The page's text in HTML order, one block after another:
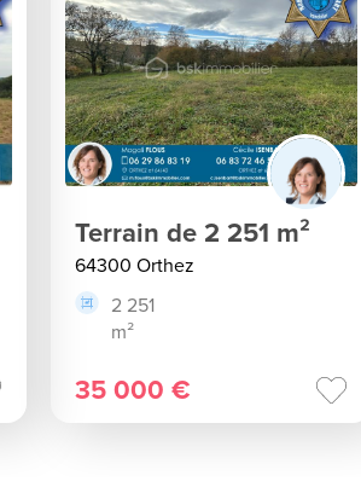
Terrain de 2 251 m²
64300 Orthez
2 251
m²
35 000 €